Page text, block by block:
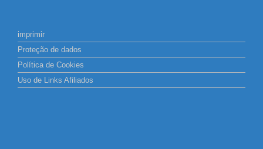
imprimir
Proteção de dados
Política de Cookies
Uso de Links Afiliados